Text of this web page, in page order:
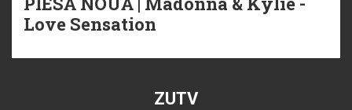
Love Sensation
ZUTV